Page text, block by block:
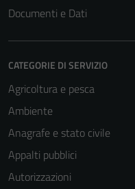
Documenti e Dati
CATEGORIE DI SERVIZIO
Agricoltura e pesca
Ambiente
Anagrafe e stato civile
Appalti pubblici
Autorizzazioni